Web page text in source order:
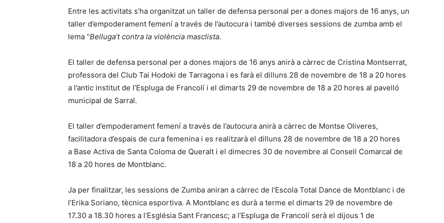
Entre les activitats s’ha organitzat un taller de defensa personal per a dones majors de 16 anys, un
taller d’empoderament femení a través de l’autocura i també diverses sessions de zumba amb el
lema “Belluga’t contra la violència masclista.
El taller de defensa personal per a dones majors de 16 anys anirà a càrrec de Cristina Montserrat,
professora del Club Tai Hodoki de Tarragona i es farà el dilluns 28 de novembre de 18 a 20 hores
a l’antic institut de l’Espluga de Francolí i el dimarts 29 de novembre de 18 a 20 hores al pavelló
municipal de Sarral.
El taller d’empoderament femení a través de l’autocura anirà a càrrec de Montse Oliveres,
facilitadora d’espais de cura femenina i es realitzarà el dilluns 28 de novembre de 18 a 20 hores
a Base Activa de Santa Coloma de Queralt i el dimecres 30 de novembre al Consell Comarcal de
18 a 20 hores de Montblanc.
Ja per finalitzar, les sessions de Zumba aniran a càrrec de l’Escola Total Dance de Montblanc i de
l’Erika Soriano, tècnica esportiva. A Montblanc es durà a terme el dimarts 29 de novembre de
17.30 a 18.30 hores a l’Església Sant Francesc; a l’Espluga de Francolí serà el dijous 1 de